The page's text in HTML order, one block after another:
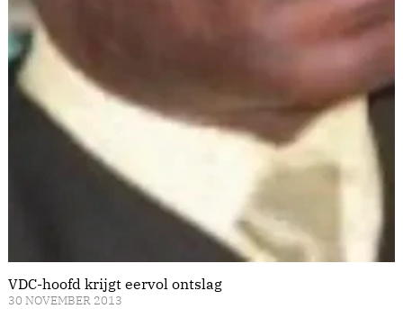
VDC-hoofd krijgt eervol ontslag
30 NOVEMBER 2013